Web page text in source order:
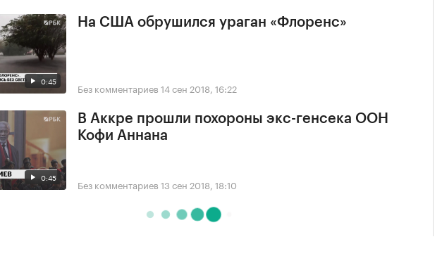
0:45
На США обрушился ураган «Флоренс»
Без комментариев 14 сен 2018, 16:22
0:45
В Аккре прошли похороны экс-генсека ООН
Кофи Аннана
Без комментариев 13 сен 2018, 18:10